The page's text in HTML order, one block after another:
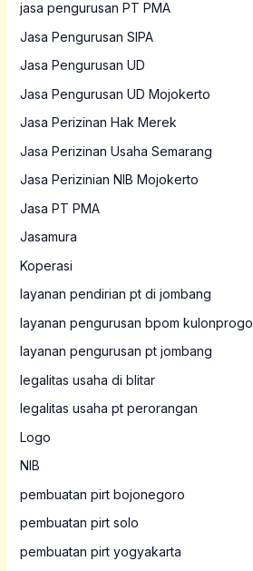
jasa pengurusan PT PMA
Jasa Pengurusan SIPA
Jasa Pengurusan UD
Jasa Pengurusan UD Mojokerto
Jasa Perizinan Hak Merek
Jasa Perizinan Usaha Semarang
Jasa Perizinian NIB Mojokerto
Jasa PT PMA
Jasamura
Koperasi
layanan pendirian pt di jombang
layanan pengurusan bpom kulonprogo
layanan pengurusan pt jombang
legalitas usaha di blitar
legalitas usaha pt perorangan
Logo
NIB
pembuatan pirt bojonegoro
pembuatan pirt solo
pembuatan pirt yogyakarta